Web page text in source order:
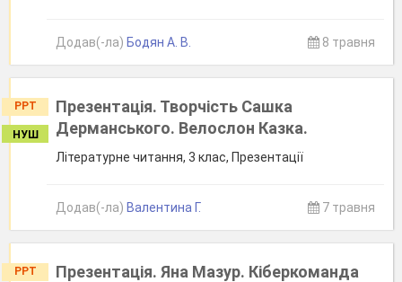
Додав(-ла) Бодян А. В. 8 травня
PPT
НУШ
Презентація. Творчість Сашка
Дерманського. Велослон Казка.
Літературне читання, 3 клас, Презентації
Додав(-ла) Валентина Г. 7 травня
PPT
Презентація. Яна Мазур. Кіберкоманда